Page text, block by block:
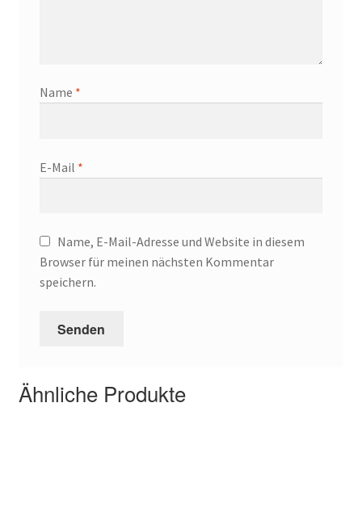
Name *
E-Mail *
Name, E-Mail-Adresse und Website in diesem
Browser für meinen nächsten Kommentar
speichern.
Ähnliche Produkte